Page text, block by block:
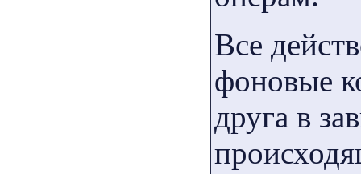
Все
фоновые
друга в